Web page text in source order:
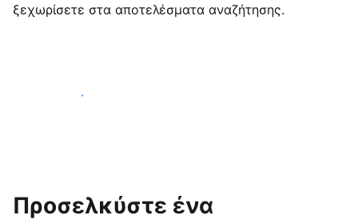
ξεχωρίσετε στα αποτελέσματα αναζήτησης.
Ξεκινήστε σήμερα
Προσελκύστε ένα